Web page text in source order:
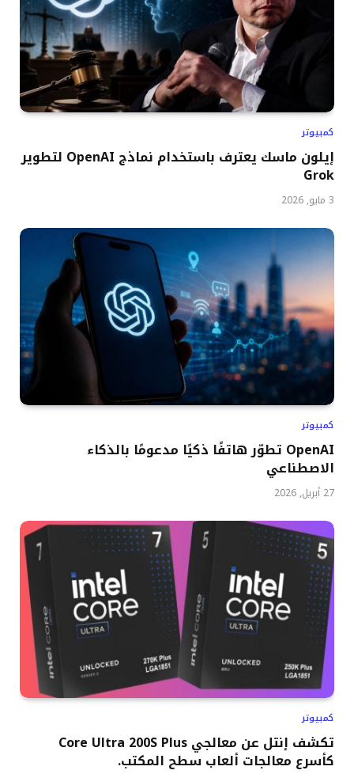
كمبيوتر
إيلون ماسك يعترف باستخدام نماذج OpenAI لتطوير
Grok
3 مايو, 2026
كمبيوتر
OpenAI تطوّر هاتفًا ذكيًا مدعومًا بالذكاء
الاصطناعي
27 أبريل, 2026
كمبيوتر
تكشف إنتل عن معالجي Core Ultra 200S Plus
كأسرع معالجات ألعاب سطح المكتب.